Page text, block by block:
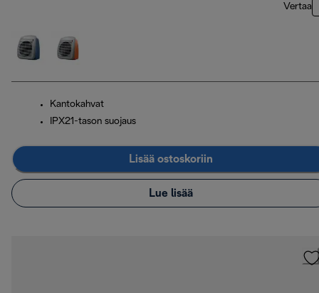
Vertaa
Kantokahvat
IPX21-tason suojaus
Lisää ostoskoriin
Lue lisää